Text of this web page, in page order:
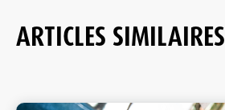
ARTICLES SIMILAIRES